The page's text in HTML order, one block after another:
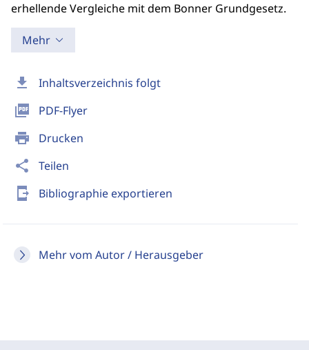
download Inhaltsverzeichnis folgt
picture_as_pdf PDF-Flyer
print Drucken
share Teilen
send_to_mobile Bibliographie exportieren
Mehr vom Autor / Herausgeber
erhellende Vergleiche mit dem Bonner Grundgesetz.
Mehr